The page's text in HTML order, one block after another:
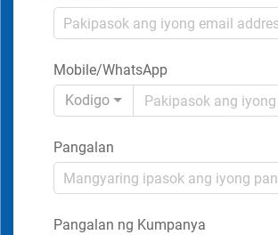
Mobile/WhatsApp
Kodigo
Pangalan
Pangalan ng Kumpanya